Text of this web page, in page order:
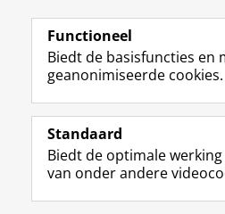
Volg ons op
Studiekiezers
Functioneel
Biedt de basisfuncties en
geanonimiseerde cookies.
Standaard
Biedt de optimale
van onder andere